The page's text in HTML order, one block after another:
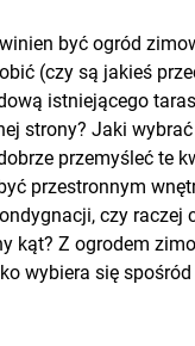
być ogród
(czy są jakieś
istniejącego
strony? Jaki wybrać
przemyśleć te
przestronnym
czy raczej
kąt? Z ogrodem
wybiera się